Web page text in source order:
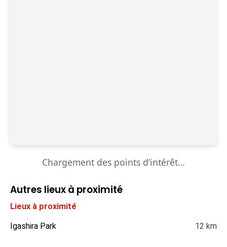
Chargement des points d’intérêt…
Autres lieux à proximité
Lieux à proximité
Igashira Park
12 km